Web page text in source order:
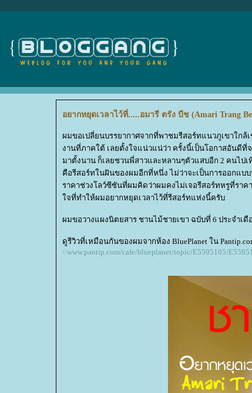
อยากหยุดเวลาไว้ที่.....อมารี ตรัง บีช (Amari Trang
ผมขอเปลี่ยนบรรยากาศจากที่พาชมรีสอร์ทแนวภูเขาใก
งานที่ภาคใต้ เลยตั้งใจแน่วแน่ว่า ครั้งนี้เป็นโอกาสอันดีที่
มาตั้งนาน ก็เลยชวนพี่สาวและหลานๆตัวแสบอีก 2 คนไป
คือรีสอร์ทในฝันของผมอีกที่หนึ่ง ไม่ว่าจะเป็นการออกแบ
ราคาช่วงโลว์ซีซันที่ผมคิดว่าผมคงไม่เจอรีสอร์ทหรูที่รา
จที่ทำให้ผมอยากหยุดเวลาไว้ที่รีสอร์ทแห่งนี้ครับ
ผมขอวางแผงนิตยสาร ชานไม้ชายเขา ฉบับที่ 6 ประจำเ
ดูรีวิวที่เหมือนกันของผมจากห้อง BluePlanet ใน
//www.pantip.com/cafe/blueplanet/topic/E5595105/